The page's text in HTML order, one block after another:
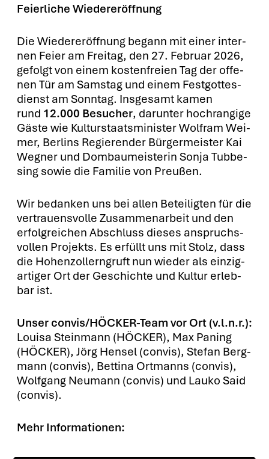
Fei­er­li­che Wie­der­eröff­nung
Die Wie­der­eröff­nung begann mit einer inter­
nen Fei­er am Frei­tag, den 27. Febru­ar 2026,
gefolgt von einem kos­ten­frei­en Tag der offe­
nen Tür am Sams­tag und einem Fest­got­tes­
dienst am Sonn­tag. Ins­ge­samt kamen
rund 12.000 Besu­cher, dar­un­ter hoch­ran­gi­ge
Gäs­te wie Kul­tur­staats­mi­nis­ter Wolf­ram Wei­
mer, Ber­lins Regie­ren­der Bür­ger­meis­ter Kai
Weg­ner und Dom­bau­meis­te­rin Son­ja Tub­be­
sing sowie die Fami­lie von Preu­ßen.
Wir bedan­ken uns bei allen Betei­lig­ten für die
ver­trau­ens­vol­le Zusam­men­ar­beit und den
erfolg­rei­chen Abschluss die­ses anspruchs­
vol­len Pro­jekts. Es erfüllt uns mit Stolz, dass
die Hohen­zol­lern­gruft nun wie­der als ein­zig­
ar­ti­ger Ort der Geschich­te und Kul­tur erleb­
bar ist.
Unser con­vis/HÖ­CKER-Team vor Ort (v.l.n.r.):
Loui­sa Stein­mann (HÖCKER), Max Paning
(HÖCKER), Jörg Hen­sel (con­vis), Ste­fan Berg­
mann (con­vis), Bet­ti­na Ort­manns (con­vis),
Wolf­gang Neu­mann (con­vis) und Lau­ko Said
(con­vis).
Mehr Infor­ma­tio­nen: